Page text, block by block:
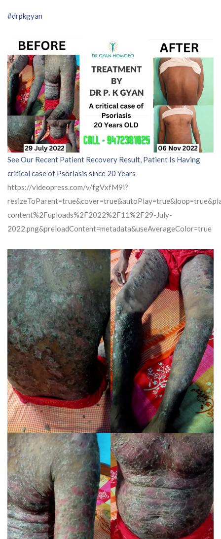
#drpkgyan
See Our Recent Patient Recovery Result, Patient Is Having
critical case of Psoriasis since 20 Years
https://videopress.com/v/fgVxfM9i?
content%2Fuploads%2F2022%2F11%2F29-July-
2022.png&preloadContent=metadata&useAverageColor=true